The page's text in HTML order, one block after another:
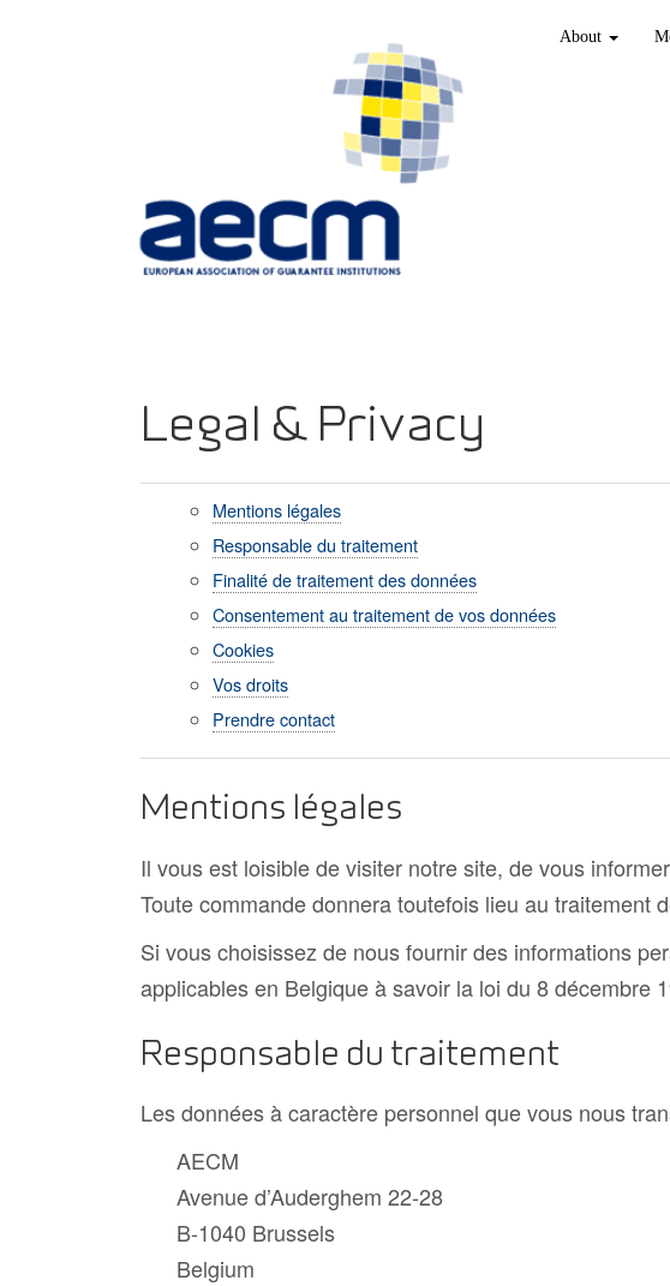
About
Legal & Privacy
Mentions légales
Responsable du traitement
Finalité de traitement des données
Consentement au traitement de vos données
Cookies
Vos droits
Prendre contact
Mentions légales
Il vous est loisible de visiter notre site, de vous
Toute commande donnera toutefois lieu au traitement
Si vous choisissez de nous fournir des informations
applicables en Belgique à savoir la loi du 8 décembre
Responsable du traitement
Les données à caractère personnel que vous nous
AECM
Avenue d’Auderghem 22-28
B-1040 Brussels
Belgium